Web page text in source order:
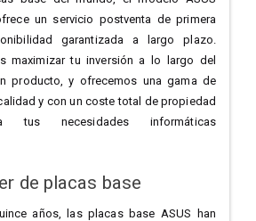
un servicio postventa de primera
garantizada a largo plazo.
maximizar tu inversión a lo largo del
producto, y ofrecemos una gama de
y con un coste total de propiedad
tus necesidades informáticas
de placas base
años, las placas base ASUS han